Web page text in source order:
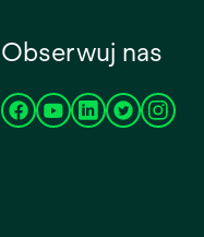
Obserwuj nas
opensopensopensopensopens